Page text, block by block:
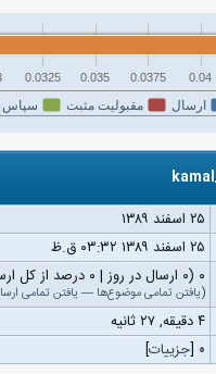
ارسال مقبولیت مثبت سپاس
0.0325 0.035 0.0375 0.04
۲۵ اسفند ۱۳۸۹
۲۵ اسفند ۱۳۸۹ ۰۳:۳۲ ق.ظ
۰ (۰ ارسال در روز | ۰ درصد از کل ارسال‌ها)
(یافتن تمامی موضوع‌ها — یافتن تمامی
۴ دقیقه, ۲۷ ثانیه
۰ [جزییات]